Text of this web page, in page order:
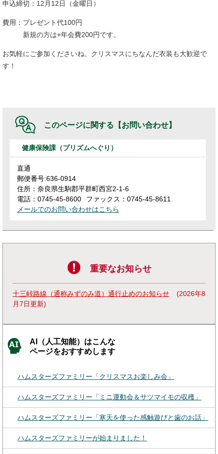
申込締切：12月12日（金曜日）
費用：プレゼント代100円
新規の方は+年会費200円です。
お気軽にご参加くださいね。クリスマスにちなんだ衣装も大歓迎で
す！
このページに関する 【お問い合わせ】
健康保険課（プリズムへぐり）
直通
郵便番号:636-0914
住所：奈良県生駒郡平群町西宮2-1-6
電話：0745-45-8600
ファックス：0745-45-8611
メールでのお問い合わせはこちら
重要なお知らせ
十三峠路線（通称みずのみ道）通行止めのお知らせ
2026年8
月7日更新
AI（人工知能）はこんな
ページをおすすめします
ハムスターズファミリー「クリスマスお楽しみ会」
ハムスターズファミリー「ミニ運動会＆サツマイモの収穫」
ハムスターズファミリー「寒天を使った感触遊びと歯のお話」
ハムスターズファミリーが始まりました！